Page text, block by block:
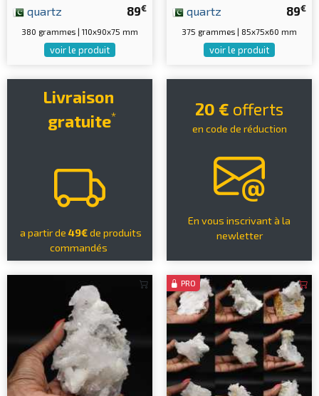
89€
quartz
380 grammes | 110x90x75 mm
voir le produit
89€
quartz
375 grammes | 85x75x60 mm
voir le produit
Livraison
gratuite*
a partir de 49€de produits
commandés
20 € offerts
en code de réduction
En vous inscrivant à la
newletter
PRO